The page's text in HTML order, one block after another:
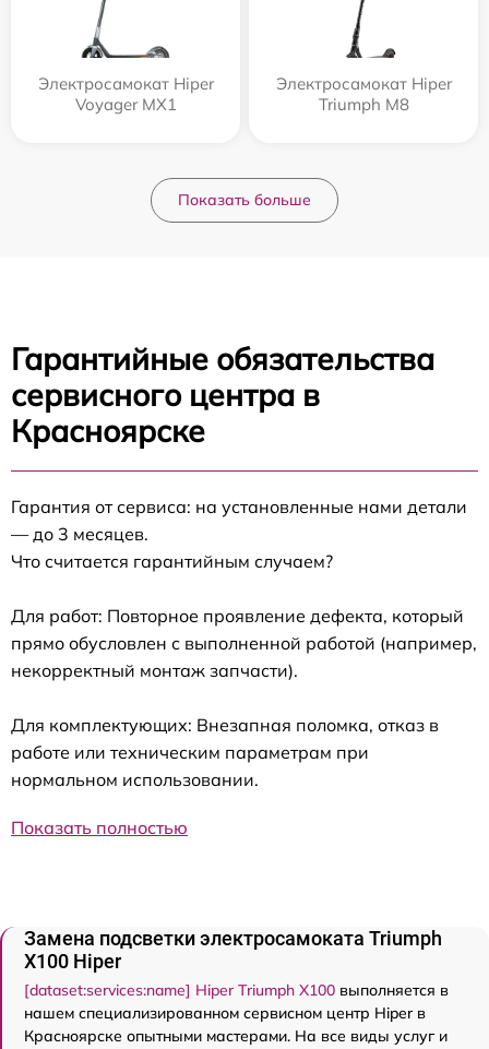
Электросамокат Hiper
Voyager MX1
Электросамокат Hiper
Triumph M8
Показать больше
Гарантийные обязательства
сервисного центра в
Красноярске
Гарантия от сервиса: на установленные нами детали
— до 3 месяцев.
Что считается гарантийным случаем?
Для работ: Повторное проявление дефекта, который
прямо обусловлен с выполненной работой (например,
некорректный монтаж запчасти).
Для комплектующих: Внезапная поломка, отказ в
работе или техническим параметрам при
нормальном использовании.
Показать полностью
Замена подсветки электросамоката Triumph
X100 Hiper
[dataset:services:name] Hiper Triumph X100 выполняется в
нашем специализированном сервисном центр Hiper в
Красноярске опытными мастерами. На все виды услуг и